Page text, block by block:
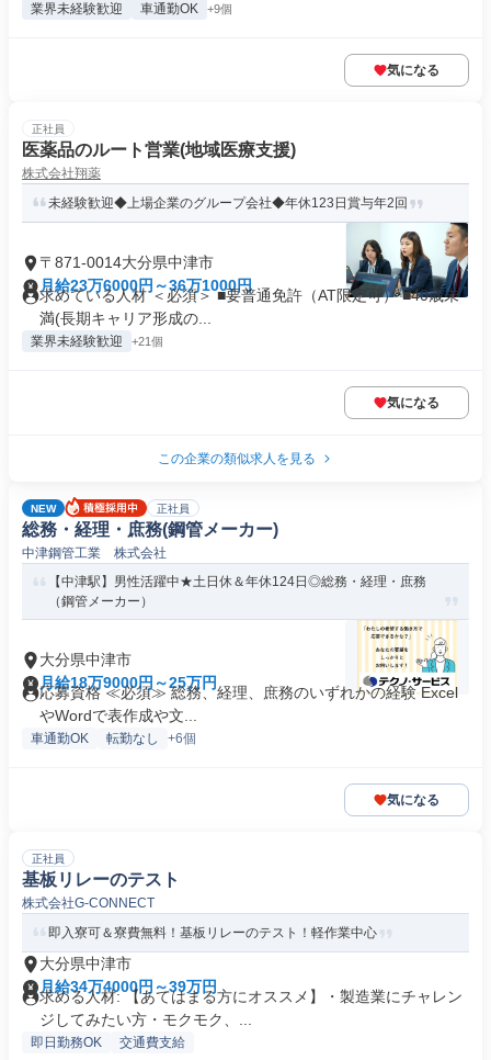
業界未経験歓迎 車通勤OK +9個
気になる
正社員
医薬品のルート営業(地域医療支援)
株式会社翔薬
未経験歓迎◆上場企業のグループ会社◆年休123日賞与年2回
〒871-0014大分県中津市
月給23万6000円～36万1000円
求めている人材 ＜必須＞ ■要普通免許（AT限定可） ■40歳未
満(長期キャリア形成の...
業界未経験歓迎 +21個
気になる
この企業の類似求人を見る
NEW 正社員
総務・経理・庶務(鋼管メーカー)
中津鋼管工業 株式会社
【中津駅】男性活躍中★土日休＆年休124日◎総務・経理・庶務
（鋼管メーカー）
大分県中津市
月給18万9000円～25万円
応募資格 ≪必須≫ 総務、経理、庶務のいずれかの経験 Excel
やWordで表作成や文...
車通勤OK 転勤なし +6個
気になる
正社員
基板リレーのテスト
株式会社G‐CONNECT
即入寮可＆寮費無料！基板リレーのテスト！軽作業中心
大分県中津市
月給34万4000円～39万円
求める人材: 【あてはまる方にオススメ】・製造業にチャレン
ジしてみたい方・モクモク、...
即日勤務OK 交通費支給